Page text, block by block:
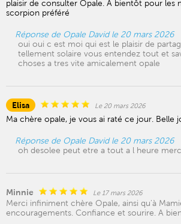
plaisir de consulter Opale. A bientôt pour les
scorpion préféré
Réponse de Opale David le 20 mars 2026
oui oui c est moi qui est le plaisir de
tellement solaire vous entendez tout et
choses a tres vite amicalement opale
Elisa Le 20 mars 2026
Ma chère opale, je vous ai raté ce jour. Belle
Réponse de Opale David le 20 mars 2026
oh desolee peut etre a tout a l heure
Minnie Le 17 mars 2026
Merci infiniment chère Opale, ainsi qu'à
encouragements. Confiance et sourire. A